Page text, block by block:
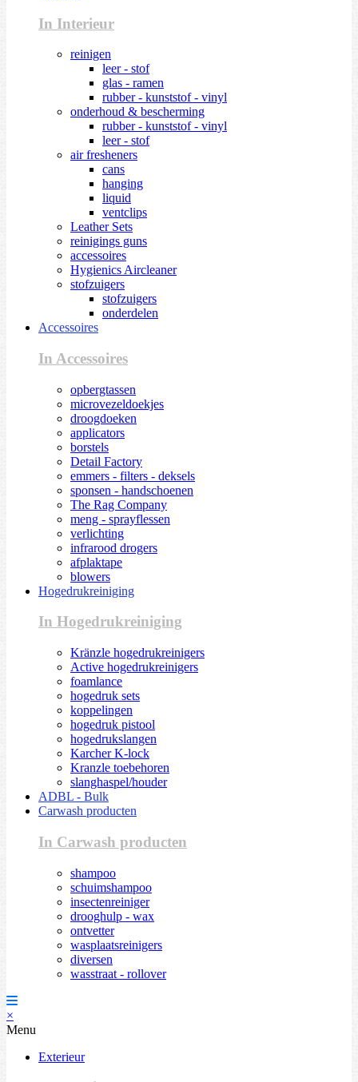
In Interieur
reinigen
leer - stof
glas - ramen
rubber - kunststof - vinyl
onderhoud & bescherming
rubber - kunststof - vinyl
leer - stof
air fresheners
cans
hanging
liquid
ventclips
Leather Sets
reinigings guns
accessoires
Hygienics Aircleaner
stofzuigers
stofzuigers
onderdelen
Accessoires
In Accessoires
opbergtassen
microvezeldoekjes
droogdoeken
applicators
borstels
Detail Factory
emmers - filters - deksels
sponsen - handschoenen
The Rag Company
meng - sprayflessen
verlichting
infrarood drogers
afplaktape
blowers
Hogedrukreiniging
In Hogedrukreiniging
Kränzle hogedrukreinigers
Active hogedrukreinigers
foamlance
hogedruk sets
koppelingen
hogedruk pistool
hogedrukslangen
Karcher K-lock
Kranzle toebehoren
slanghaspel/houder
ADBL - Bulk
Carwash producten
In Carwash producten
shampoo
schuimshampoo
insectenreiniger
drooghulp - wax
ontvetter
wasplaatsreinigers
diversen
wasstraat - rollover
×
Menu
Exterieur